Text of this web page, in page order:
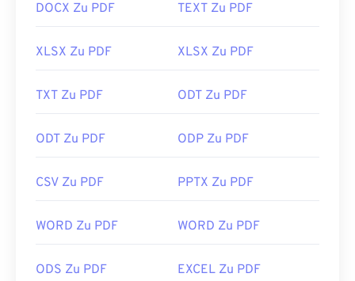
DOCX Zu PDF TEXT Zu PDF
XLSX Zu PDF XLSX Zu PDF
TXT Zu PDF ODT Zu PDF
ODT Zu PDF ODP Zu PDF
CSV Zu PDF PPTX Zu PDF
WORD Zu PDF WORD Zu PDF
ODS Zu PDF EXCEL Zu PDF